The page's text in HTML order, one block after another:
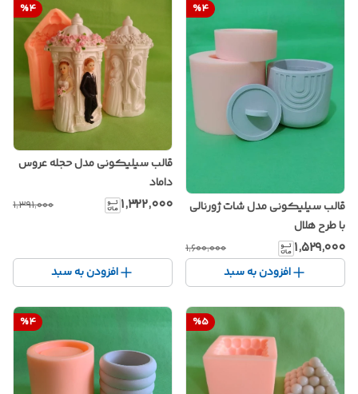
%4
قالب سیلیکونی مدل شات ژورنالی
با طرح هلال
۱٬۵۲۹٬۰۰۰ ۱٬۶۰۰٬۰۰۰
افزودن به سبد
%4
قالب سیلیکونی مدل حجله عروس
داماد
۱٬۳۲۲٬۰۰۰ ۱٬۳۹۱٬۰۰۰
افزودن به سبد
%5
%4